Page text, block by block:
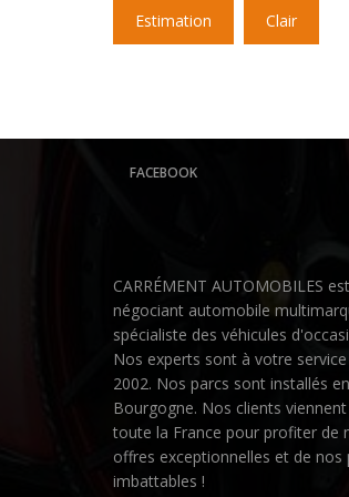
Estimation Clair
FACEBOOK
CARRÉMENT AUTOMOBILES
négociant automobile
spécialiste des véhicules
Nos experts sont à votre
2002. Nos parcs sont installés
Bourgogne. Nos clients
toute la France pour profiter de
offres exceptionnelles et de nos
imbattables !